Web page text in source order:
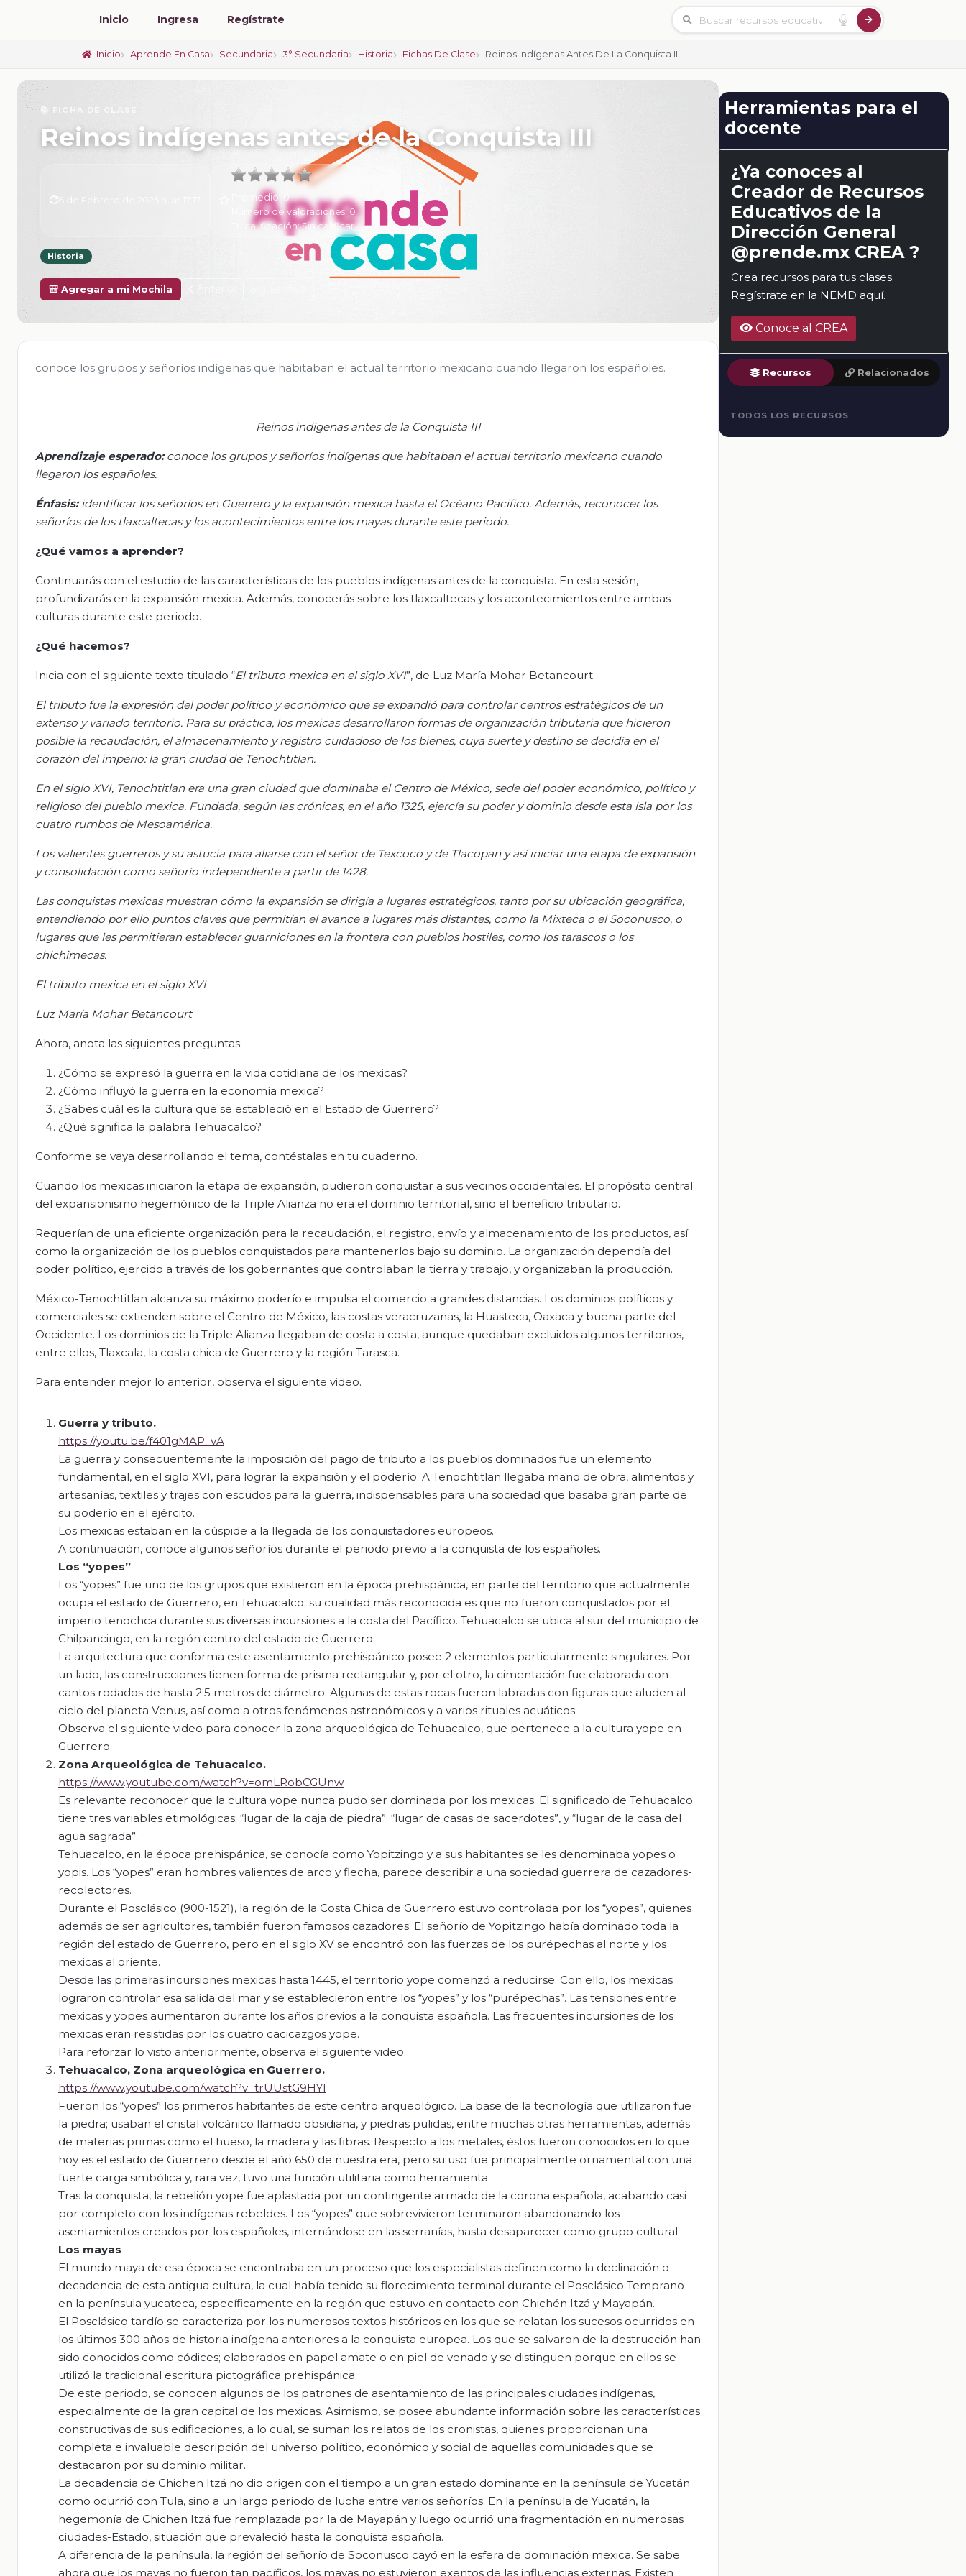
Inicio Ingresa Regístrate
Inicio Aprende En Casa Secundaria 3° Secundaria Historia Fichas De Clase Reinos Indígenas Antes De La Conquista III
📚 FICHA DE CLASE
Reinos indígenas antes de la Conquista III
Promedio:
0
Número de valoraciones: 0
Tu calificación:Sin calificar
Historia
🎒 Agregar a mi Mochila
conoce los grupos y señoríos indígenas que habitaban el actual territorio mexicano cuando llegaron los españoles.
Reinos indígenas antes de la Conquista III
Aprendizaje esperado:conoce los grupos y señoríos indígenas que habitaban el actual territorio mexicano cuando
llegaron los españoles.
Énfasis:identificar los señoríos en Guerrero y la expansión mexica hasta el Océano Pacifico. Además, reconocer los
señoríos de los tlaxcaltecas y los acontecimientos entre los mayas durante este periodo.
¿Qué vamos a aprender?
Continuarás con el estudio de las características de los pueblos indígenas antes de la conquista. En esta sesión,
profundizarás en la expansión mexica. Además, conocerás sobre los tlaxcaltecas y los acontecimientos entre ambas
culturas durante este periodo.
¿Qué hacemos?
Inicia con el siguiente texto titulado “El tributo mexica en el siglo XVI”, de Luz María Mohar Betancourt.
El tributo fue la expresión del poder político y económico que se expandió para controlar centros estratégicos de un
extenso y variado territorio. Para su práctica, los mexicas desarrollaron formas de organización tributaria que hicieron
posible la recaudación, el almacenamiento y registro cuidadoso de losbienes, cuya suerte y destino se decidía en el
corazón del imperio: la gran ciudad de Tenochtitlan.
En el siglo XVI, Tenochtitlan era una gran ciudad que dominaba el Centro de México, sede del poder económico, político y
religioso del pueblo mexica. Fundada, según las crónicas, en el año 1325, ejercía su poder y dominio desde esta isla por los
cuatro rumbos de Mesoamérica.
Los valientes guerreros y su astucia para aliarse con el señor de Texcoco y de Tlacopany así iniciar una etapa de expansión
y consolidación como señorío independiente a partir de 1428.
Las conquistas mexicas muestran cómo la expansión se dirigía a lugares estratégicos, tanto por su ubicación geográfica,
entendiendo por ello puntos claves que permitían el avance a lugares más distantes, como la Mixteca o el Soconusco, o
lugares que les permitieran establecer guarniciones en la frontera con pueblos hostiles, como los tarascos o los
chichimecas.
El tributo mexica en el siglo XVI
Luz María MoharBetancourt
Ahora, anota las siguientes preguntas:
¿Cómo se expresó la guerra en la vida cotidiana de los mexicas?
¿Cómo influyó la guerra en la economía mexica?
¿Sabes cuál es la cultura que se estableció en el Estado de Guerrero?
¿Qué significa la palabra Tehuacalco?
Conforme se vaya desarrollando el tema, contéstalas en tu cuaderno.
Cuando los mexicas iniciaron la etapa de expansión, pudieron conquistar a sus vecinos occidentales. El propósito central
del expansionismo hegemónico de la Triple Alianza no era el dominio territorial, sino el beneficio tributario.
Requerían de una eficiente organización para la recaudación, el registro, envío y almacenamiento de los productos, así
como la organización de los pueblos conquistados para mantenerlos bajo su dominio. La organización dependía del
poder político, ejercido a través de los gobernantes que controlaban la tierra y trabajo, y organizaban la producción.
México-Tenochtitlan alcanza su máximo poderío e impulsa el comercio a grandes distancias. Los dominios políticos y
comerciales se extienden sobre el Centro de México, las costas veracruzanas, la Huasteca, Oaxaca y buena parte del
Occidente. Los dominios de la Triple Alianza llegaban de costa a costa, aunque quedaban excluidos algunos territorios,
entre ellos, Tlaxcala, la costa chica de Guerrero y la región Tarasca.
Para entender mejor lo anterior, observa el siguiente video.
Guerra y tributo.
https://youtu.be/f401gMAP_vA
La guerra y consecuentemente la imposición del pago de tributo a los pueblos dominados fue un elemento
fundamental, en el siglo XVI, para lograr la expansión y el poderío. A Tenochtitlan llegaba mano de obra, alimentos y
artesanías, textiles y trajes con escudos para la guerra, indispensables para una sociedad que basaba gran parte de
su poderío en el ejército.
Los mexicas estaban en la cúspide a la llegada de los conquistadores europeos.
A continuación, conoce algunos señoríos durante el periodo previo a la conquista de los españoles.
Los “yopes”
Los “yopes” fue uno de los grupos que existieron en la época prehispánica, en parte del territorio que actualmente
ocupa el estado de Guerrero, en Tehuacalco; su cualidad más reconocida es que no fueron conquistados por el
imperio tenochca durante sus diversas incursiones a la costa del Pacífico. Tehuacalco se ubica al sur del municipio de
Chilpancingo, en la región centro del estado de Guerrero.
La arquitectura que conforma este asentamiento prehispánico posee 2 elementos particularmente singulares. Por
un lado, las construcciones tienen forma de prisma rectangular y, por el otro, la cimentación fue elaborada con
cantos rodados de hasta 2.5 metros de diámetro. Algunas de estas rocas fueron labradas con figuras que aluden al
ciclo del planeta Venus, así como a otros fenómenos astronómicos y a varios rituales acuáticos.
Observa el siguiente video para conocer la zona arqueológica de Tehuacalco, que pertenece a la cultura yope en
Guerrero.
Zona Arqueológica de Tehuacalco.
https://www.youtube.com/watch?v=omLRobCGUnw
Es relevante reconocer que la cultura yope nunca pudo ser dominada por los mexicas. El significado de Tehuacalco
tiene tres variables etimológicas: “lugar de la caja de piedra”; “lugar de casas de sacerdotes”, y “lugar de la casa del
agua sagrada”.
Tehuacalco, en la época prehispánica, se conocía como Yopitzingo y a sus habitantes se les denominaba yopes o
yopis. Los “yopes” eran hombres valientes de arco y flecha, parece describir a una sociedad guerrera de cazadores-
recolectores.
Durante el Posclásico (900-1521), la región de la Costa Chica de Guerrero estuvo controlada por los “yopes”, quienes
además de ser agricultores, también fueron famosos cazadores. El señorío de Yopitzingo había dominado toda la
región del estado de Guerrero, pero en el siglo XV se encontró con las fuerzas de los purépechas al norte y los
mexicas al oriente.
Desde las primeras incursiones mexicas hasta 1445, el territorio yope comenzó a reducirse. Con ello, los mexicas
lograron controlar esa salida del mar y se establecieron entre los “yopes” y los “purépechas”. Las tensiones entre
mexicas y yopes aumentaron durante los años previos a la conquista española. Las frecuentes incursiones de los
mexicas eran resistidas por los cuatro cacicazgos yope.
Para reforzar lo visto anteriormente, observa el siguiente video.
Tehuacalco, Zona arqueológica en Guerrero.
https://www.youtube.com/watch?v=trUUstG9HYI
Fueron los “yopes” los primeros habitantes de este centro arqueológico. La base de la tecnología que utilizaron fue
la piedra; usaban el cristal volcánico llamado obsidiana, y piedras pulidas, entre muchas otras herramientas, además
de materias primas como el hueso, la madera y las fibras. Respecto a los metales, éstos fueron conocidos en lo que
hoy es el estado de Guerrero desde el año 650 de nuestra era, pero su uso fue principalmente ornamental con una
fuerte carga simbólica y, rara vez, tuvo una función utilitaria como herramienta.
Tras la conquista, la rebelión yope fue aplastada por un contingente armado de la corona española, acabando casi
por completo con los indígenas rebeldes. Los “yopes” que sobrevivieron terminaron abandonando los
asentamientos creados por los españoles, internándose en las serranías, hasta desaparecer como grupo cultural.
Los mayas
El mundo maya de esa época se encontraba en un proceso que los especialistas definen como la declinación o
decadencia de esta antigua cultura, la cual había tenido su florecimiento terminal durante el Posclásico Temprano
en la península yucateca, específicamente en la región que estuvo en contacto con Chichén Itzá y Mayapán.
El Posclásico tardío se caracteriza por los numerosos textos históricos en los que se relatan los sucesos ocurridos en
los últimos 300 años de historia indígena anteriores a la conquista europea. Los que se salvaron de la destrucción han
sido conocidos como códices; elaborados en papel amate o en piel de venado y se distinguen porque en ellos se
utilizó la tradicional escritura pictográfica prehispánica.
De este periodo, se conocen algunos de los patrones de asentamiento de las principales ciudades indígenas,
especialmente de la gran capital de los mexicas. Asimismo, se posee abundante información sobre las características
constructivas de sus edificaciones, a lo cual, se suman los relatos de los cronistas, quienes proporcionan una
completa e invaluable descripción del universo político, económico y social de aquellas comunidades que se
destacaron por su dominio militar.
La decadencia de Chichen Itzá no dio origen con el tiempo a un gran estado dominante en la península de Yucatán
como ocurrió con Tula, sino a un largo periodo de lucha entre varios señoríos. En la península de Yucatán, la
hegemonía de Chichen Itzá fue remplazada por la de Mayapán y luego ocurrió una fragmentación en numerosas
ciudades-Estado, situación que prevaleció hasta la conquista española.
A diferencia de la península, la región del señorío de Soconusco cayó en la esfera de dominación mexica. Se sabe
ahora que los mayas no fueron tan pacíficos, los mayas no estuvieron exentos de las influencias externas. Existen
Herramientas para el
docente
¿Ya conoces al
Creador de Recursos
Educativos de la
Dirección General
@prende.mx CREA ?
Crea recursos para tus clases.
Regístrate en la NEMD aquí.
Conoce al CREA
Recursos Relacionados
TODOS LOS RECURSOS